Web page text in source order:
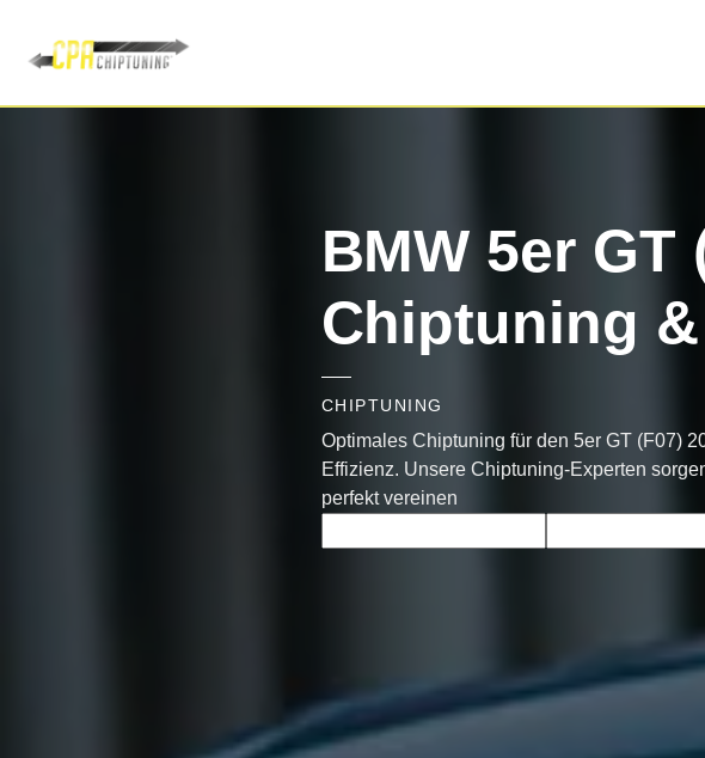
BMW 5er GT
Chiptuning
CHIPTUNING
Optimales Chiptuning für den 5er GT (F07)
Effizienz. Unsere Chiptuning-Experten
perfekt vereinen